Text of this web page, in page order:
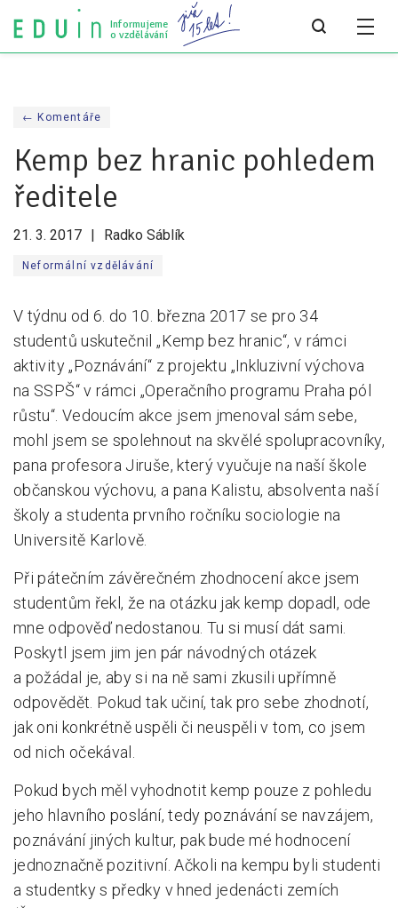
Informujeme
o vzdělávání
Všechny články
Všechny články
Týdeník bEDUin
Pro média
Tiskové zprávy
Pro média
Pro zřizovatele
Konference Lepší škola
Kápézetka - průvodce pro zřizovatele
Klub zřizovatelů
O nás
O nás
Partneři a dárci
Kontakty
← Komentáře
Kemp bez hranic pohledem
ředitele
21. 3. 2017 Radko Sáblík
Neformální vzdělávání
V týdnu od 6. do 10. března 2017 se pro 34
studentů uskutečnil „Kemp bez hranic“, v rámci
aktivity „Poznávání“ z projektu „Inkluzivní výchova
na SSPŠ“ v rámci „Operačního programu Praha pól
růstu“. Vedoucím akce jsem jmenoval sám sebe,
mohl jsem se spolehnout na skvělé spolupracovníky,
pana profesora Jiruše, který vyučuje na naší škole
občanskou výchovu, a pana Kalistu, absolventa naší
školy a studenta prvního ročníku sociologie na
Universitě Karlově.
Při pátečním závěrečném zhodnocení akce jsem
studentům řekl, že na otázku jak kemp dopadl, ode
mne odpověď nedostanou. Tu si musí dát sami.
Poskytl jsem jim jen pár návodných otázek
a požádal je, aby si na ně sami zkusili upřímně
odpovědět. Pokud tak učiní, tak pro sebe zhodnotí,
jak oni konkrétně uspěli či neuspěli v tom, co jsem
od nich očekával.
Pokud bych měl vyhodnotit kemp pouze z pohledu
jeho hlavního poslání, tedy poznávání se navzájem,
poznávání jiných kultur, pak bude mé hodnocení
jednoznačně pozitivní. Ačkoli na kempu byli studenti
a studentky s předky v hned jedenácti zemích